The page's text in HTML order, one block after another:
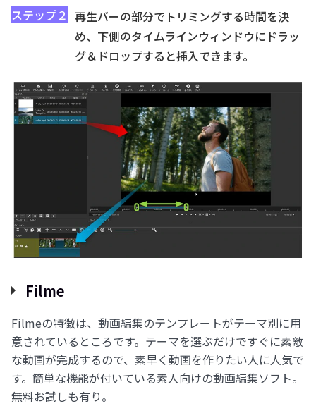
ステップ２ 再生バーの部分でトリミングする時間を決
め、下側のタイムラインウィンドウにドラッ
グ＆ドロップすると挿入できます。
Filme
Filmeの特徴は、動画編集のテンプレートがテーマ別に用
意されているところです。テーマを選ぶだけですぐに素敵
な動画が完成するので、素早く動画を作りたい人に人気で
す。簡単な機能が付いている素人向けの動画編集ソフト。
無料お試しも有り。